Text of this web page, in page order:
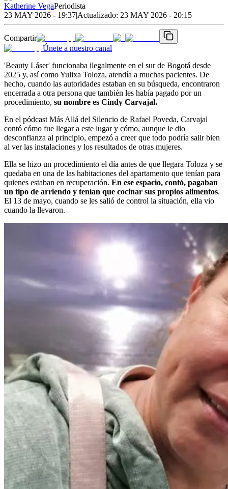
Katherine VegaPeriodista
23 MAY 2026 - 19:37|Actualizado: 23 MAY 2026 - 20:15
Compartir
Únete a nuestro canal
'Beauty Láser' funcionaba ilegalmente en el sur de Bogotá desde
2025 y, así como Yulixa Toloza, atendía a muchas pacientes. De
hecho, cuando las autoridades estaban en su búsqueda, encontraron
encerrada a otra persona que también les había pagado por un
procedimiento, su nombre es Cindy Carvajal.
En el pódcast Más Allá del Silencio de Rafael Poveda, Carvajal
contó cómo fue llegar a este lugar y cómo, aunque le dio
desconfianza al principio, empezó a creer que todo podría salir bien
al ver las instalaciones y los resultados de otras mujeres.
Ella se hizo un procedimiento el día antes de que llegara Toloza y se
quedaba en una de las habitaciones del apartamento que tenían para
quienes estaban en recuperación. En ese espacio, contó, pagaban
un tipo de arriendo y tenían que cocinar sus propios alimentos.
El 13 de mayo, cuando se les salió de control la situación, ella vio
cuando la llevaron.